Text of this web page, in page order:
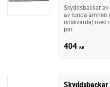
Skyddsbackar
av runda ämnen
önskvärda) med
par.
404 KR